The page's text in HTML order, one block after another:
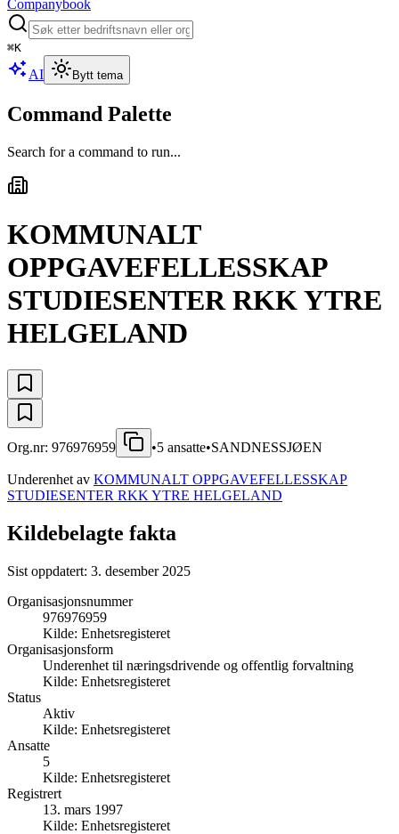
Companybook
⌘K
AI Bytt tema
Command Palette
Search for a command to run...
KOMMUNALT
OPPGAVEFELLESSKAP
STUDIESENTER RKK YTRE
HELGELAND
Org.nr: 976976959 •5 ansatte•SANDNESSJØEN
Underenhet av KOMMUNALT OPPGAVEFELLESSKAP
STUDIESENTER RKK YTRE HELGELAND
Kildebelagte fakta
Sist oppdatert: 3. desember 2025
Organisasjonsnummer
976976959
Kilde: Enhetsregisteret
Organisasjonsform
Underenhet til næringsdrivende og offentlig forvaltning
Kilde: Enhetsregisteret
Status
Aktiv
Kilde: Enhetsregisteret
Ansatte
5
Kilde: Enhetsregisteret
Registrert
13. mars 1997
Kilde: Enhetsregisteret